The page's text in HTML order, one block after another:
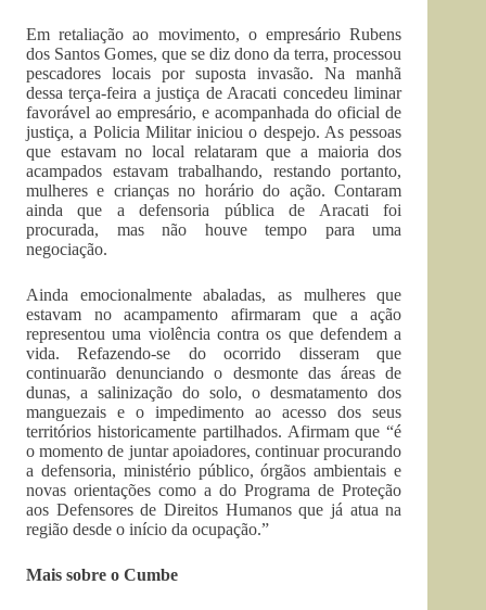
Em retaliação ao movimento, o empresário Rubens
dos Santos Gomes, que se diz dono da terra, processou
pescadores locais por suposta invasão. Na manhã
dessa terça-feira a justiça de Aracati concedeu liminar
favorável ao empresário, e acompanhada do oficial de
justiça, a Policia Militar iniciou o despejo. As pessoas
que estavam no local relataram que a maioria dos
acampados estavam trabalhando, restando portanto,
mulheres e crianças no horário do ação. Contaram
ainda que a defensoria pública de Aracati foi
procurada, mas não houve tempo para uma
negociação.
Ainda emocionalmente abaladas, as mulheres que
estavam no acampamento afirmaram que a ação
representou uma violência contra os que defendem a
vida. Refazendo-se do ocorrido disseram que
continuarão denunciando o desmonte das áreas de
dunas, a salinização do solo, o desmatamento dos
manguezais e o impedimento ao acesso dos seus
territórios historicamente partilhados. Afirmam que “é
o momento de juntar apoiadores, continuar procurando
a defensoria, ministério público, órgãos ambientais e
novas orientações como a do Programa de Proteção
aos Defensores de Direitos Humanos que já atua na
região desde o início da ocupação.”
Mais sobre o Cumbe